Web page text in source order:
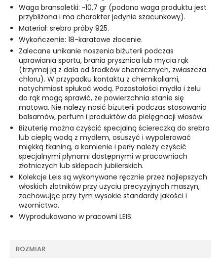
Waga bransoletki: ~10,7 gr (podana waga produktu jest
przybliżona i ma charakter jedynie szacunkowy).
Materiał: srebro próby 925.
Wykończenie: 18-karatowe złocenie.
Zalecane unikanie noszenia biżuterii podczas
uprawiania sportu, brania prysznica lub mycia rąk
(trzymaj ją z dala od środków chemicznych, zwłaszcza
chloru). W przypadku kontaktu z chemikaliami,
natychmiast spłukać wodą. Pozostałości mydła i żelu
do rąk mogą sprawić, że powierzchnia stanie się
matowa. Nie należy nosić biżuterii podczas stosowania
balsamów, perfum i produktów do pielęgnacji włosów.
Biżuterię można czyścić specjalną ściereczką do srebra
lub ciepłą wodą z mydłem, osuszyć i wypolerować
miękką tkaniną, a kamienie i perły należy czyścić
specjalnymi płynami dostępnymi w pracowniach
złotniczych lub sklepach jubilerskich.
Kolekcje Leis są wykonywane ręcznie przez najlepszych
włoskich złotników przy użyciu precyzyjnych maszyn,
zachowując przy tym wysokie standardy jakości i
wzornictwa.
Wyprodukowano w pracowni LEIS.
ROZMIAR